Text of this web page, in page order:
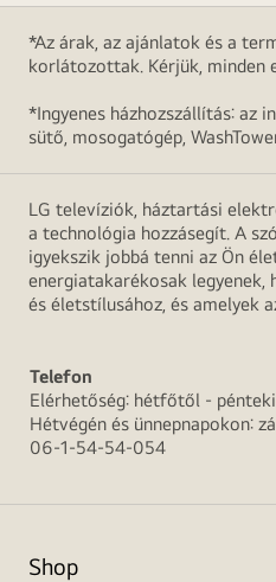
*Az árak, az ajánlatok és a
korlátozottak. Kérjük, minden
*Ingyenes házhozszállítás: az
sütő, mosogatógép,
LG televíziók, háztartási
a technológia hozzásegít. A
igyekszik jobbá tenni az Ön
energiatakarékosak legyenek,
és életstílusához, és amelyek
Telefon
Elérhetőség: hétfőtől -
Hétvégén és ünnepnapokon:
06-1-54-54-054
Shop